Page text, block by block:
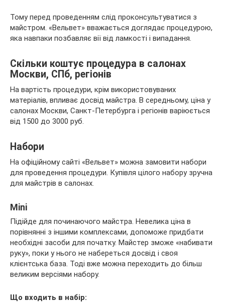
Тому перед проведенням слід проконсультуватися з
майстром. «Вельвет» вважається доглядає процедурою,
яка навпаки позбавляє вії від ламкості і випадання.
Скільки коштує процедура в салонах
Москви, СПб, регіонів
На вартість процедури, крім використовуваних
матеріалів, впливає досвід майстра. В середньому, ціна у
салонах Москви, Санкт-Петербурга і регіонів варіюється
від 1500 до 3000 руб.
Набори
На офіційному сайті «Вельвет» можна замовити набори
для проведення процедури. Купівля цілого набору зручна
для майстрів в салонах.
Mini
Підійде для починаючого майстра. Невелика ціна в
порівнянні з іншими комплексами, допоможе придбати
необхідні засоби для початку. Майстер зможе «набивати
руку», поки у нього не набереться досвід і своя
клієнтська база. Тоді вже можна переходить до більш
великим версіями набору.
Що входить в набір: